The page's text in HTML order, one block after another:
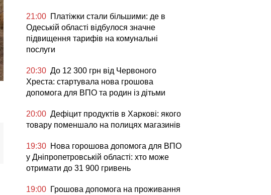
21:00 Платіжки стали більшими: де в
Одеській області відбулося значне
підвищення тарифів на комунальні
послуги
20:30 До 12 300 грн від Червоного
Хреста: стартувала нова грошова
допомога для ВПО та родин із дітьми
20:00 Дефіцит продуктів в Харкові: якого
товару поменшало на полицях магазинів
19:30 Нова горошова допомога для ВПО
у Дніпропетровській області: хто може
отримати до 31 900 гривень
19:00 Грошова допомога на проживання